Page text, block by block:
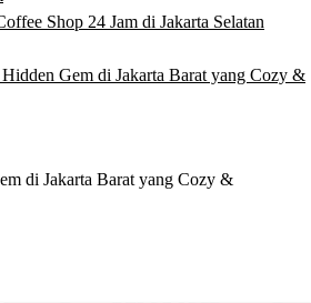
Shop 24 Jam di Jakarta Selatan
Gem di Jakarta Barat yang Cozy &
di Jakarta Barat yang Cozy &